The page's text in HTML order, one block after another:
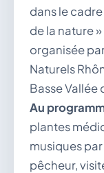
dans le
de la nature
organisée
Naturels
Basse Vallée
Au
plantes
musiques
pêcheur,